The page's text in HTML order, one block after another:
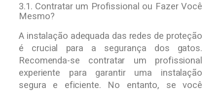
3.1. Contratar um Profissional ou Fazer Você
Mesmo?
A instalação adequada das redes de proteção
é crucial para a segurança dos gatos.
Recomenda-se contratar um profissional
experiente para garantir uma instalação
segura e eficiente. No entanto, se você